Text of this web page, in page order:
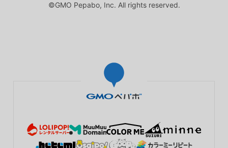
©GMO Pepabo, Inc. All rights reserved.